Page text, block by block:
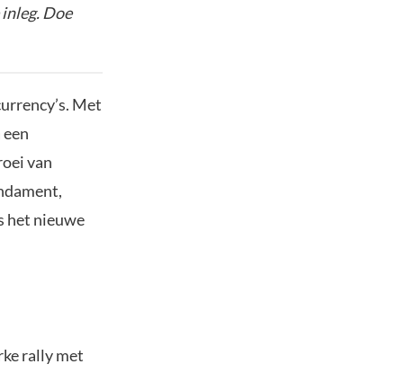
Doe
Met
van
het nieuwe
rally met